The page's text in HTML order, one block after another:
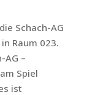
Schach-AG
Raum 023.
AG –
Spiel
ist